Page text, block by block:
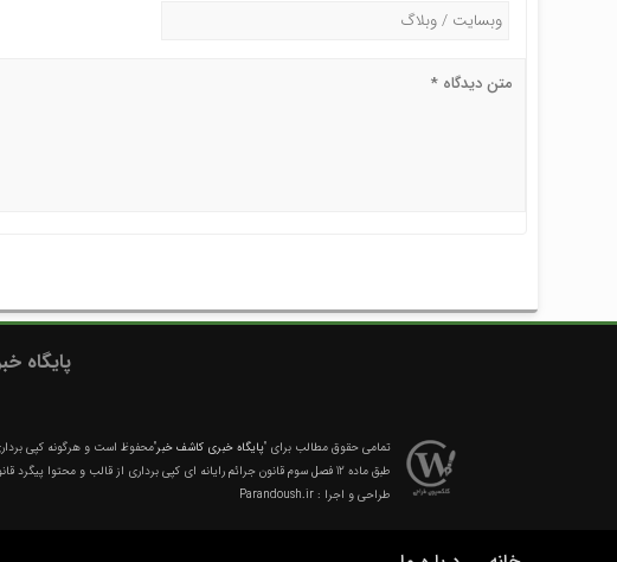
پایگاه
تمامی حقوق مطالب برای "پایگاه خبری کاشف خبر"محفوظ است و هرگونه کپی
طبق ماده 12 فصل سوم قانون جرائم رایانه ای کپی برداری از قالب و محتوا پیگرد قانونی خواهد داشت.
طراحی و اجرا : Parandoush.ir